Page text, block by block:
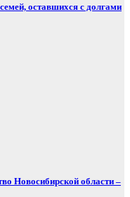
оставшихся с долгами
Новосибирской области –